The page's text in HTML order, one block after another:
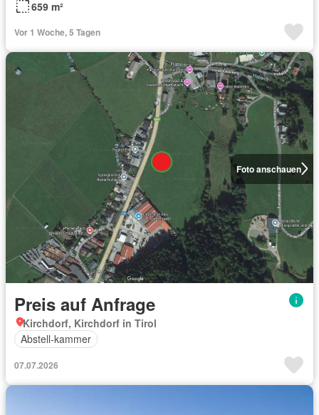
659 m²
Vor 1 Woche, 5 Tagen
Foto anschauen
Preis auf Anfrage
Kirchdorf, Kirchdorf in Tirol
Abstell-kammer
07.07.2026